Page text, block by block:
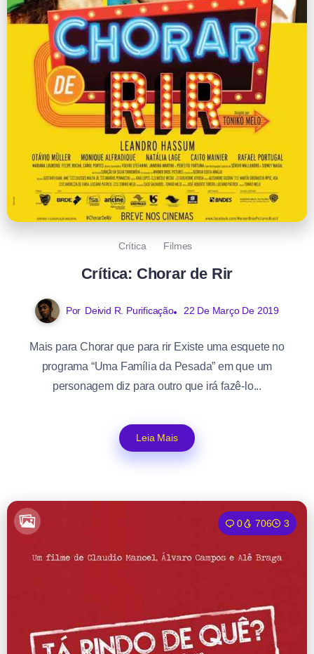
Crítica Filmes
Crítica: Chorar de Rir
Por Deivid R. Purificação 22 De Março De 2019
Mais para Chorar que para rir Existe uma esquete no
programa “Uma Família da Pesada” em que um
personagem diz para outro que irá fazê-lo...
Leia Mais
0 706 3